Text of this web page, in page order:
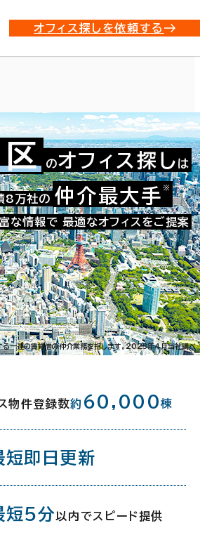
オフィス探しを依頼する
一覧
い合わせ番号：021-10994
のオフィス探し は
8万社の 仲介最大手 ※
な情報で 最適なオフィスをご提案
る一連の賃貸借の仲介業務を指します。2023年4月当社調べ
物件登録数約 60,000棟
短即日更新
短5分 以内でスピード提供